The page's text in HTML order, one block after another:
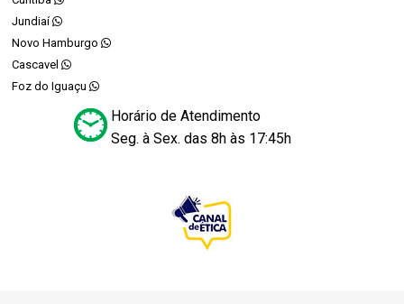
Jundiaí
Novo Hamburgo
Cascavel
Foz do Iguaçu
Horário de Atendimento
Seg. à Sex. das 8h às 17:45h